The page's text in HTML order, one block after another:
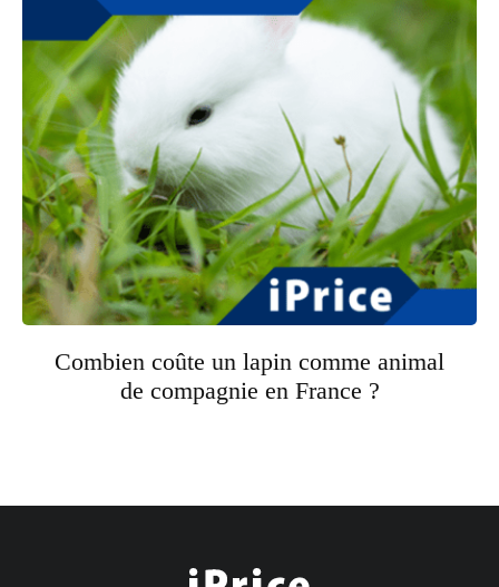
Combien coûte un lapin comme animal
de compagnie en France ?